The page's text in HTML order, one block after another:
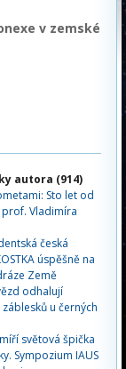
v zemské
autora (914)
Sto let od
Vladimíra
česká
úspěšně na
Země
odhalují
u černých
světová špička
Sympozium IAUS